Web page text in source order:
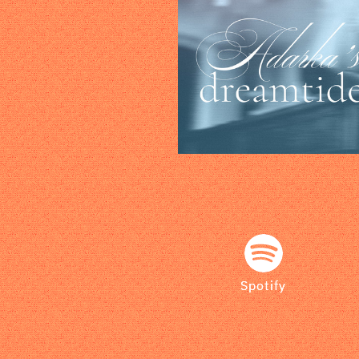
Spotify